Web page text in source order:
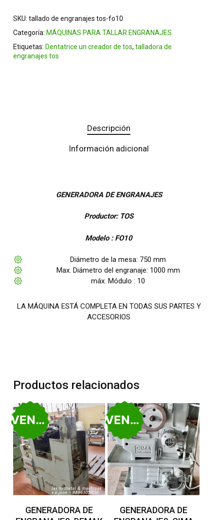
SKU: tallado de engranajes tos-fo10
Categoría: MÁQUINAS PARA TALLAR ENGRANAJES
Etiquetas: Dentatrice un creador de tos, talladora de
engranajes tos
Descripción
Información adicional
GENERADORA DE ENGRANAJES
Productor: TOS
Modelo : FO10
Diámetro de la mesa: 750 mm
Max. Diámetro del engranaje: 1000 mm
máx. Módulo : 10
LA MÁQUINA ESTÁ COMPLETA EN TODAS SUS PARTES Y
ACCESORIOS
Productos relacionados
VENDIDO
Leer Más
GENERADORA DE
VENDIDO
Leer Más
GENERADORA DE